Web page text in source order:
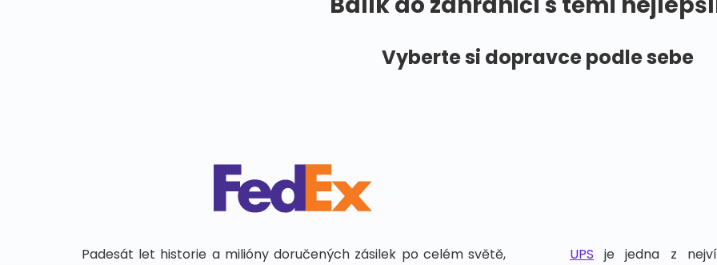
Vyberte si dopravce podle sebe
Padesát let historie a milióny doručených zásilek po celém světě,
UPS je jedna z